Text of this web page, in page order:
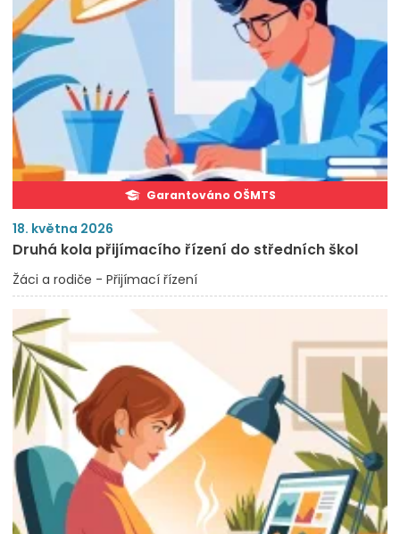
Garantováno OŠMTS
18. května 2026
Druhá kola přijímacího řízení do středních škol
Žáci a rodiče - Přijímací řízení